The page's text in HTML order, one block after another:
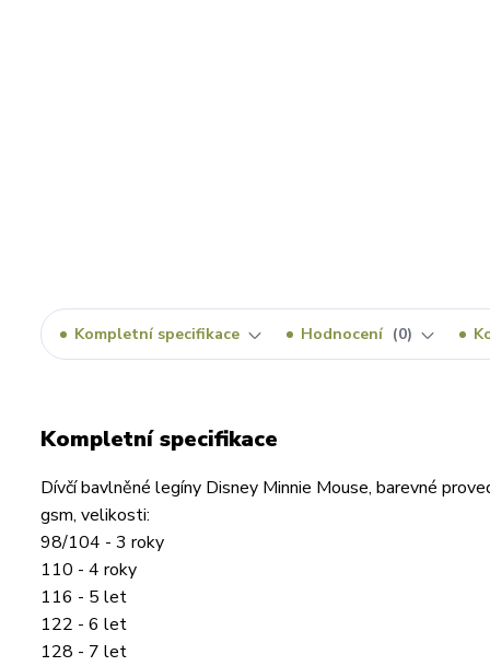
Kompletní specifikace Hodnocení 0
Kompletní specifikace
Dívčí bavlněné legíny Disney Minnie Mouse, barevné
gsm, velikosti:
98/104 - 3 roky
110 - 4 roky
116 - 5 let
122 - 6 let
128 - 7 let